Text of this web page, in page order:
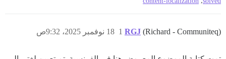
RGJ (Richard - Communiteq) 18 نوفمبر 2025، 9:32ص 1